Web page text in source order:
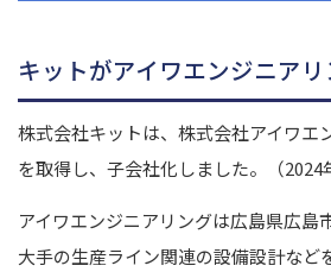
キットがアイワエンジニア
株式会社キットは、株式会社アイワエ
を取得し、子会社化しました。（2024
アイワエンジニアリングは広島県広島
大手の生産ライン関連の設備設計など